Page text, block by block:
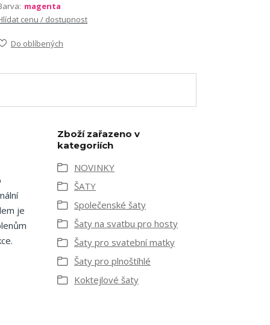
magenta
cenu / dostupnost
Do oblíbených
je
Zboží zařazeno v
kategoriích
NOVINKY
ŠATY
Společenské šaty
Šaty na svatbu pro hosty
Šaty pro svatební matky
Šaty pro plnoštíhlé
Koktejlové šaty